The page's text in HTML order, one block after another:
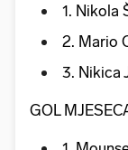
1. Nikola
2. Mario
3. Nikica
GOL